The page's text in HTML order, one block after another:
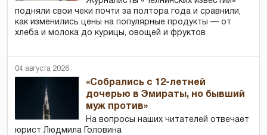
подняли свои чеки почти за полтора года и сравнили,
как изменились цены на популярные продукты — от
хлеба и молока до курицы, овощей и фруктов
04 августа 2026
«Собрались с 12-летней
дочерью в Эмираты, но бывший
муж против»
На вопросы наших читателей отвечает
юрист Людмила Головина